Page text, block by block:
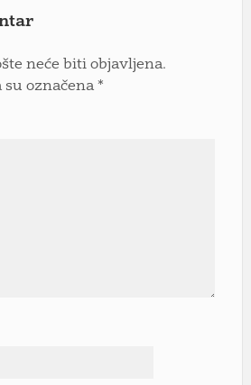
neće biti objavljena.
su označena *